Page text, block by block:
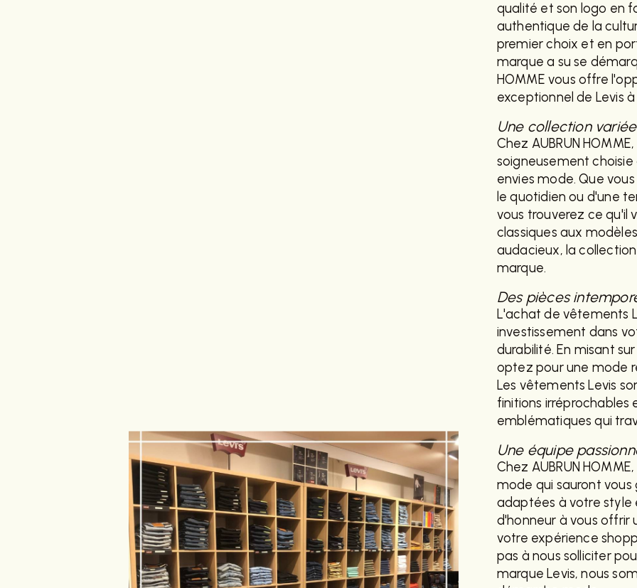
qualité et son logo en
authentique de la
premier choix et en
marque a su se
HOMME vous offre
exceptionnel de Levis
Une collection
Chez AUBRUN
soigneusement
envies mode. Que
le quotidien ou d'une
vous trouverez ce qu'il
classiques aux
audacieux, la
marque.
Des pièces
L'achat de vêtements
investissement dans
durabilité. En misant
optez pour une mode
Les vêtements Levis
finitions
emblématiques qui
Une équipe
Chez AUBRUN
mode qui sauront vous
adaptées à votre style
d'honneur à vous offrir
votre expérience
pas à nous solliciter
marque Levis, nous